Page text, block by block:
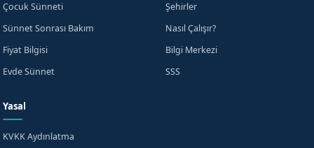
Çocuk Sünneti
Sünnet Sonrası Bakım
Fiyat Bilgisi
Evde Sünnet
Şehirler
Nasıl Çalışır?
Bilgi Merkezi
SSS
Yasal
KVKK Aydınlatma